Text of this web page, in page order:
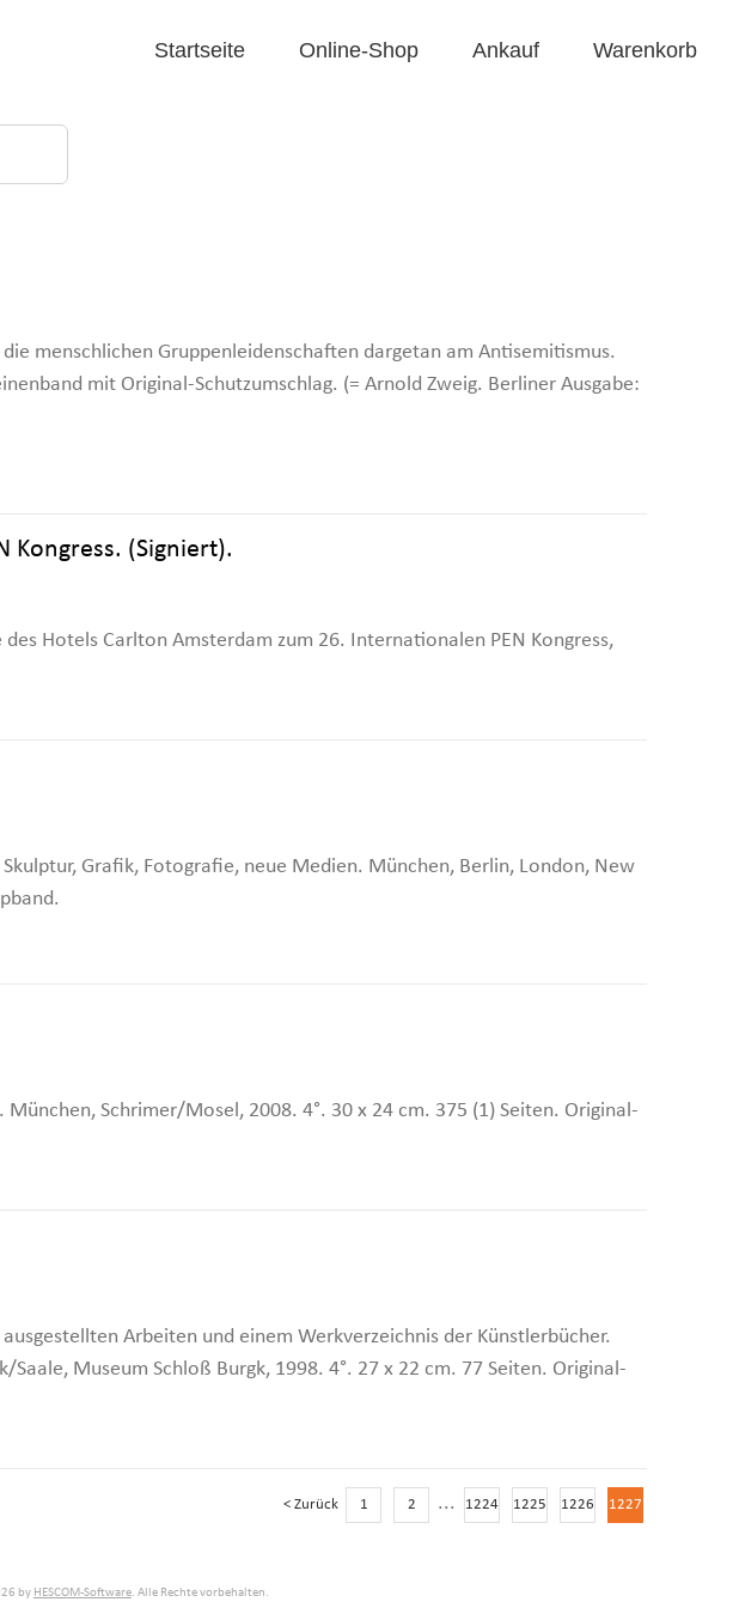
Startseite Online-Shop Ankauf Warenkorb
menschlichen Gruppenleidenschaften dargetan am Antisemitismus.
mit Original-Schutzumschlag. (= Arnold Zweig. Berliner Ausgabe:
Kongress. (Signiert).
Hotels Carlton Amsterdam zum 26. Internationalen PEN Kongress,
Grafik, Fotografie, neue Medien. München, Berlin, London, New
Schrimer/Mosel, 2008. 4°. 30 x 24 cm. 375 (1) Seiten. Original-
Arbeiten und einem Werkverzeichnis der Künstlerbücher.
Museum Schloß Burgk, 1998. 4°. 27 x 22 cm. 77 Seiten. Original-
< Zurück 1 2 ... 1224 1225 1226 1227
by HESCOM-Software. Alle Rechte vorbehalten.